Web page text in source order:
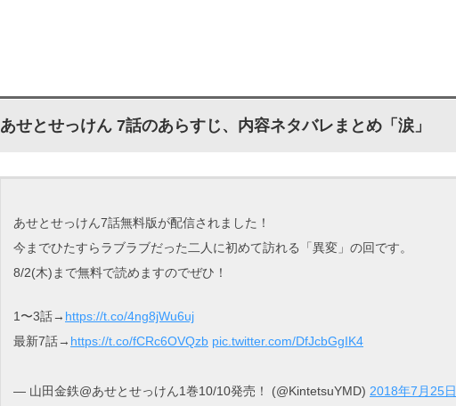
あせとせっけん 7話のあらすじ、内容ネタバレまとめ「涙」
あせとせっけん7話無料版が配信されました！
今までひたすらラブラブだった二人に初めて訪れる「異変」の回です。
8/2(木)まで無料で読めますのでぜひ！
1〜3話→ https://t.co/4ng8jWu6uj
最新7話→ https://t.co/fCRc6OVQzb pic.twitter.com/DfJcbGgIK4
— 山田金鉄@あせとせっけん1巻10/10発売！ (@KintetsuYMD) 2018年7月25日